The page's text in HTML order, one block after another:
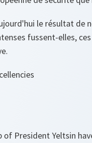
le résultat de
fussent-elles,
of President Yeltsin